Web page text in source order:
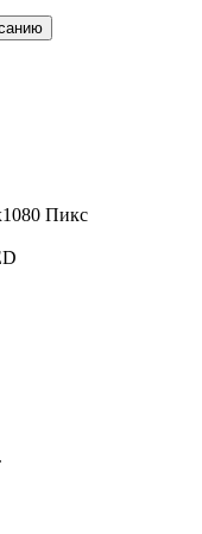
Пикс